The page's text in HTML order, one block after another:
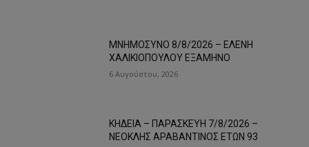
ΜΝΗΜΟΣΥΝΟ 8/8/2026 – ΕΛΕΝΗ
ΧΑΛΙΚΙΟΠΟΥΛΟΥ ΕΞΑΜΗΝΟ
6 Αυγούστου, 2026
ΚΗΔΕΙΑ – ΠΑΡΑΣΚΕΥΗ 7/8/2026 –
ΝΕΟΚΛΗΣ ΑΡΑΒΑΝΤΙΝΟΣ ΕΤΩΝ 93